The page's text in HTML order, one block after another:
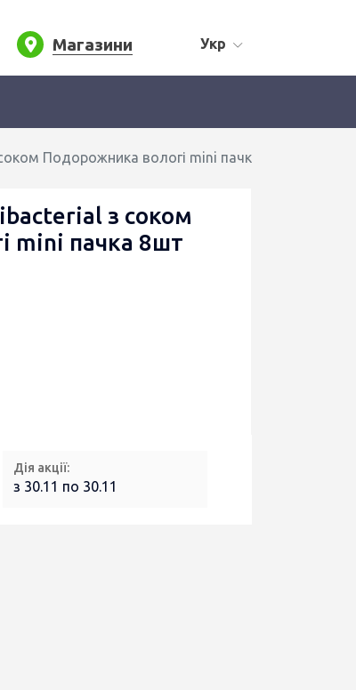
Магазини Укр
Подорожника вологі mini пачка 8шт
з соком
mini пачка 8шт
Дія акції:
з 30.11 по 30.11